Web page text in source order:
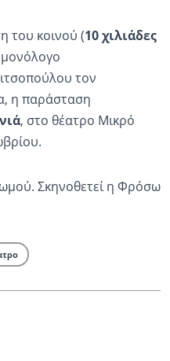
του κοινού (10 χιλιάδες
μονόλογο
τον
η παράσταση
, στο θέατρο Μικρό
Σκηνοθετεί η Φρόσω